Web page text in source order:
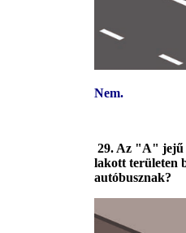
Nem.
29. Az "A" jejű
lakott területen
autóbusznak?